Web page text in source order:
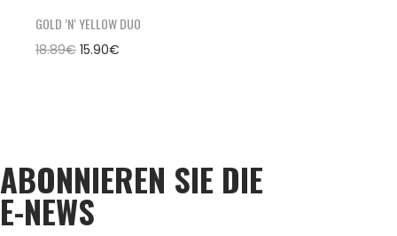
GOLD ’N‘ YELLOW DUO
18.89€ 15.90€
ABONNIEREN SIE DIE
E-NEWS